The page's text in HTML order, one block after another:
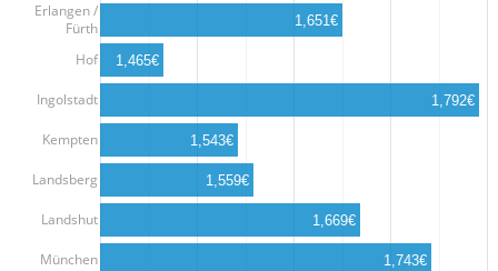
Erlangen /
Fürth
Hof
Ingolstadt
Kempten
Landsberg
Landshut
München
1,651€
1,465€
1,792€
1,543€
1,559€
1,669€
1,743€